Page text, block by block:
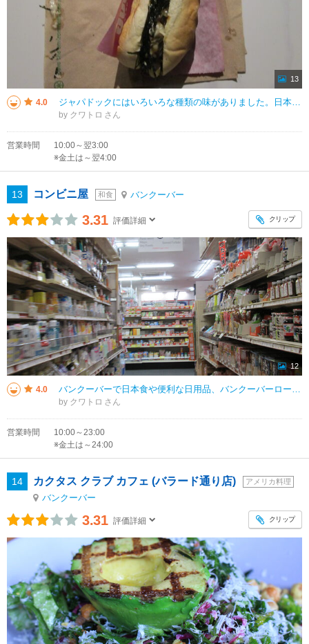
13
4.0 ジャパドックにはいろいろな種類の味がありました。日本ならではのおろしやねぎ味噌などもあり、ソーセージは種類があるので、自分の好きなのをお好みで選べました。日本のホットドックとは違う海外での日本の味を試すのに良いお店でした。
by クワトロ
営業時間
10:00～翌3:00
※金土は～翌4:00
13 コンビニ屋 和食 バンクーバー
3.31 評価詳細 クリップ
12
4.0 バンクーバーで日本食や便利な日用品、バンクーバーローカルの飲食店の商品を取り扱っていました。いつでも開いてる８０年代にあった日本のコンビニのような雰囲気でした。店内には日本の歌謡曲、松田聖子さんの懐かしい曲が流れていました
by クワトロ
営業時間
10:00～23:00
※金土は～24:00
14 カクタス クラブ カフェ (バラード通り店) アメリカ料理
バンクーバー
3.31 評価詳細 クリップ